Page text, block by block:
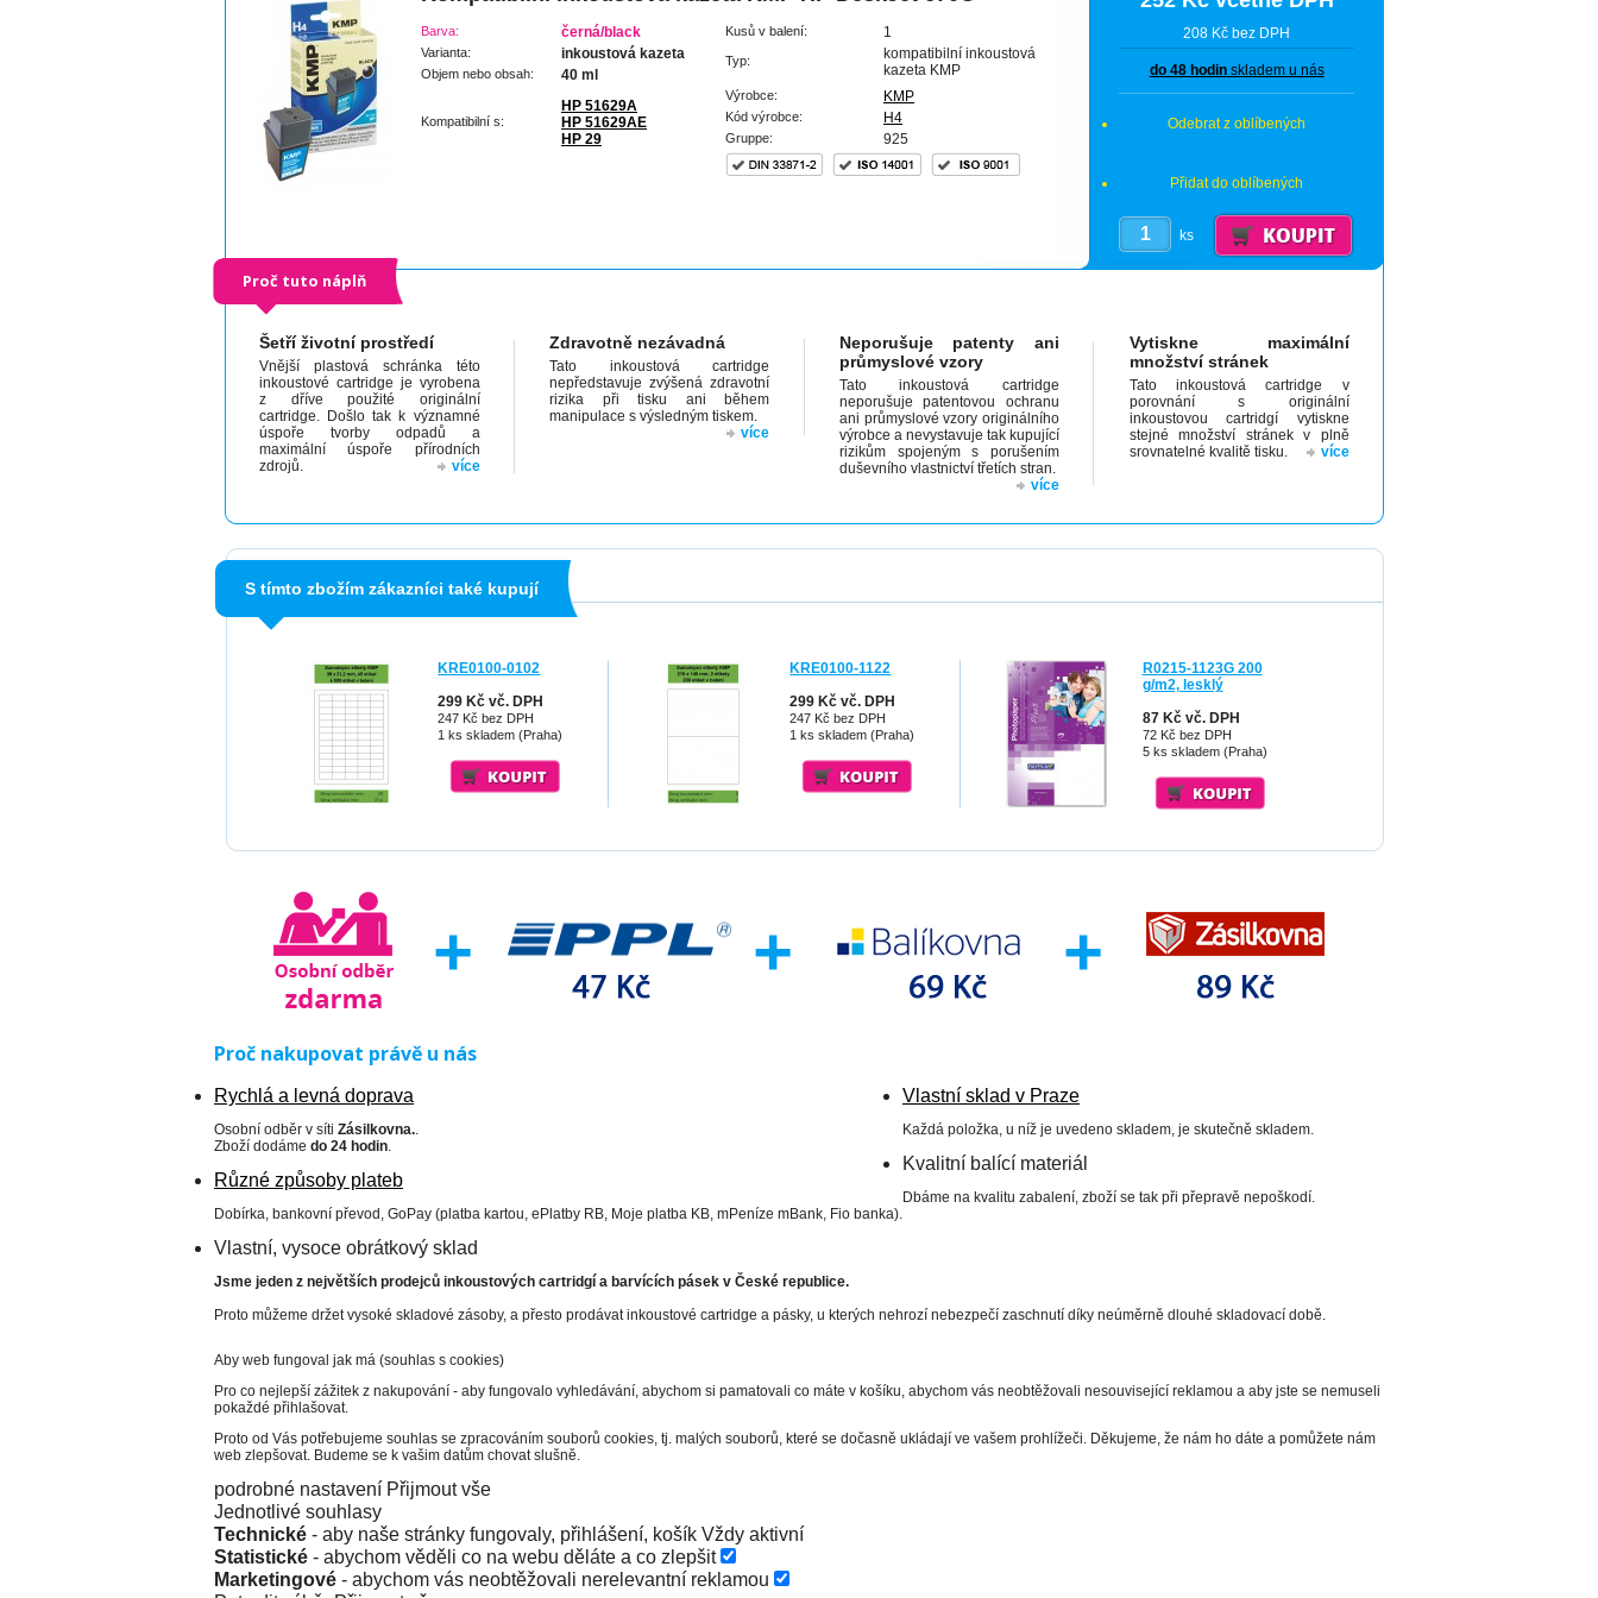
Barva: černá/black
Varianta: inkoustová kazeta
Objem nebo obsah: 40 ml
Kompatibilní s:
HP 51629A
HP 51629AE
HP 29
Kusů v balení: 1
Typ:
kompatibilní inkoustová
kazeta KMP
Výrobce: KMP
Kód výrobce: H4
Gruppe: 925
208 Kč bez DPH
do 48 hodinskladem u nás
Odebrat z oblíbených
Přidat do oblíbených
ks
Proč tuto náplň
Šetří životní prostředí
Vnější plastová schránka této
inkoustové cartridge je vyrobena
z dříve použité originální
cartridge. Došlo tak k významné
úspoře tvorby odpadů a
maximální úspoře přírodních
zdrojů.
více
Zdravotně nezávadná
Tato inkoustová cartridge
nepředstavuje zvýšená zdravotní
rizika při tisku ani během
manipulace s výsledným tiskem.
více
Neporušuje patenty ani
průmyslové vzory
Tato inkoustová cartridge
neporušuje patentovou ochranu
ani průmyslové vzory originálního
výrobce a nevystavuje tak kupující
rizikům spojeným s porušením
duševního vlastnictví třetích stran.
více
Vytiskne maximální
množství stránek
Tato inkoustová cartridge v
porovnání s originální
inkoustovou cartridgí vytiskne
stejné množství stránek v plně
srovnatelné kvalitě tisku.
více
S tímto zbožím zákazníci také kupují
KRE0100-0102
299 Kč vč. DPH
247 Kč bez DPH
1 ks skladem (Praha)
KRE0100-1122
299 Kč vč. DPH
247 Kč bez DPH
1 ks skladem (Praha)
R0215-1123G 200
g/m2, lesklý
87 Kč vč. DPH
72 Kč bez DPH
5 ks skladem (Praha)
Proč nakupovat právě u nás
Rychlá a levná doprava
Osobní odběr v síti Zásilkovna..
Zboží dodáme do 24 hodin.
Různé způsoby plateb
Dobírka, bankovní převod, GoPay (platba kartou, ePlatby RB, Moje platba KB, mPeníze mBank, Fio banka).
Vlastní sklad v Praze
Každá položka, u níž je uvedeno skladem, je skutečně skladem.
Kvalitní balící materiál
Dbáme na kvalitu zabalení, zboží se tak při přepravě nepoškodí.
Vlastní, vysoce obrátkový sklad
Jsme jeden z největších prodejců inkoustových cartridgí a barvících pásek v České republice.
Proto můžeme držet vysoké skladové zásoby, a přesto prodávat inkoustové cartridge a pásky, u kterých nehrozí nebezpečí zaschnutí díky neúměrně dlouhé skladovací době.
Aby web fungoval jak má (souhlas s cookies)
Pro co nejlepší zážitek z nakupování - aby fungovalo vyhledávání, abychom si pamatovali co máte v košíku, abychom vás neobtěžovali nesouvisející reklamou a aby jste se nemuseli
pokaždé přihlašovat.
Proto od Vás potřebujeme souhlas se zpracováním souborů cookies, tj. malých souborů, které se dočasně ukládají ve vašem prohlížeči. Děkujeme, že nám ho dáte a pomůžete nám
web zlepšovat. Budeme se k vašim datům chovat slušně.
podrobné nastavení Přijmout vše
Jednotlivé souhlasy
Technické - aby naše stránky fungovaly, přihlášení, košík Vždy aktivní
Statistické - abychom věděli co na webu děláte a co zlepšit
Marketingové - abychom vás neobtěžovali nerelevantní reklamou